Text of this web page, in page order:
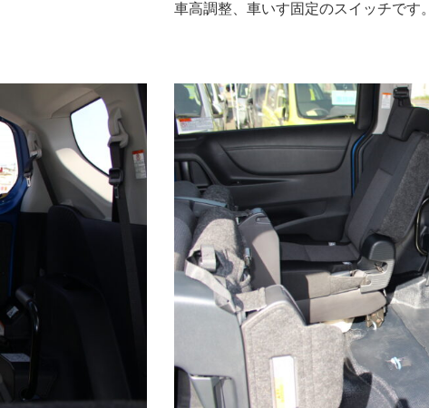
車高調整、車いす固定のスイッチです。